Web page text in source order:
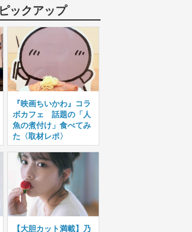
ピックアップ
『映画ちいかわ』コラ
ボカフェ 話題の「人
魚の煮付け」食べてみ
た〈取材レポ〉
【大胆カット満載】乃